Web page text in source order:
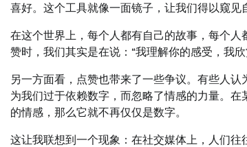
喜好。这个工具就像一面镜子，让我们得以窥见
在这个世界上，每个人都有自己的故事，每个
赞时，我们其实是在说：“我理解你的感受，我
另一方面看，点赞也带来了一些争议。有些人
为我们过于依赖数字，而忽略了情感的力量。
的情感，那么它就不再仅仅是数字。
这让我联想到一个现象：在社交媒体上，人们